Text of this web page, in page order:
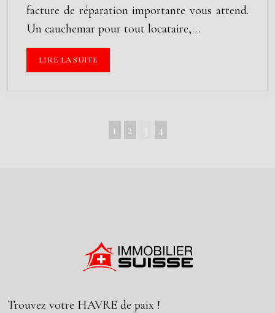
facture de réparation importante vous attend.
Un cauchemar pour tout locataire,…
LIRE LA SUITE
1 2 3 4
Trouvez votre HAVRE de paix !